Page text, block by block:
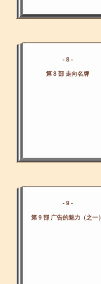
- 8 -
第 8 部 走向名牌
- 9 -
第 9 部 广告的魅力（之一）